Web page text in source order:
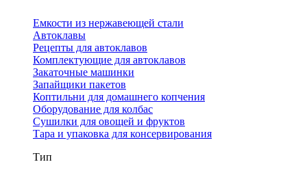
Емкости из нержавеющей стали
Автоклавы
Рецепты для автоклавов
Комплектующие для автоклавов
Закаточные машинки
Запайщики пакетов
Коптильни для домашнего копчения
Оборудование для колбас
Сушилки для овощей и фруктов
Тара и упаковка для консервирования
Тип